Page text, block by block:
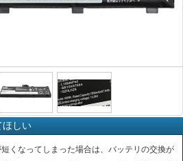
ほしい
くなってしまった場合は、バッテリの交換が